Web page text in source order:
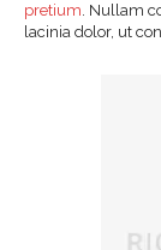
pretium. Nullam
lacinia dolor, ut